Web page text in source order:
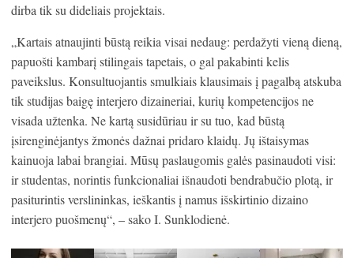
dirba tik su dideliais projektais.
„Kartais atnaujinti būstą reikia visai nedaug: perdažyti vieną dieną,
papuošti kambarį stilingais tapetais, o gal pakabinti kelis
paveikslus. Konsultuojantis smulkiais klausimais į pagalbą atskuba
tik studijas baigę interjero dizaineriai, kurių kompetencijos ne
visada užtenka. Ne kartą susidūriau ir su tuo, kad būstą
įsirenginėjantys žmonės dažnai pridaro klaidų. Jų ištaisymas
kainuoja labai brangiai. Mūsų paslaugomis galės pasinaudoti visi:
ir studentas, norintis funkcionaliai išnaudoti bendrabučio plotą, ir
pasiturintis verslininkas, ieškantis į namus išskirtinio dizaino
interjero puošmenų“, – sako I. Sunklodienė.